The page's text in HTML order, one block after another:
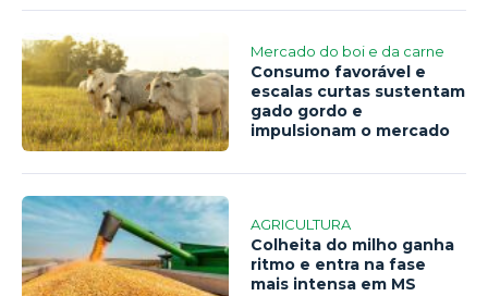
Mercado do boi e da carne
Consumo favorável e
escalas curtas sustentam
gado gordo e
impulsionam o mercado
AGRICULTURA
Colheita do milho ganha
ritmo e entra na fase
mais intensa em MS